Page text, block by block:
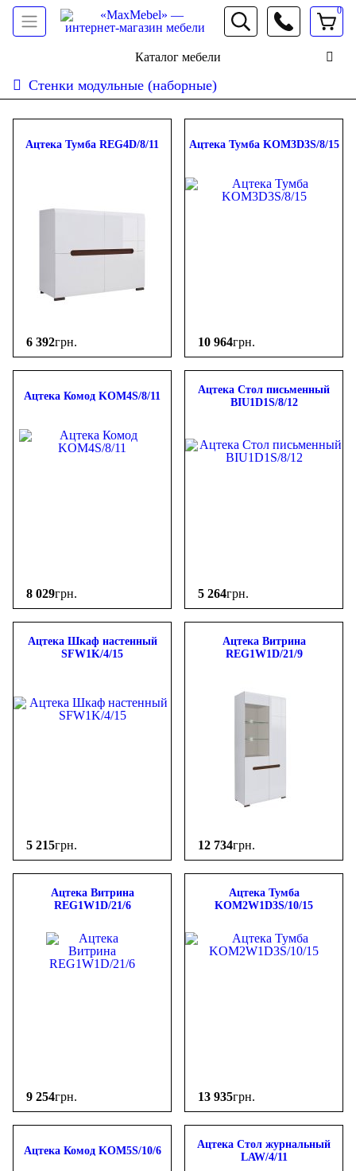
066 472 19 61
0
Каталог мебели
Стенки модульные (наборные)
ФИЛЬТР
грн.
Ацтека Тумба REG4D/8/11
6 392грн.
Ацтека Тумба KOM3D3S/8/15
10 964грн.
Ацтека Комод KOM4S/8/11
8 029грн.
Ацтека Стол письменный
BIU1D1S/8/12
5 264грн.
Ацтека Шкаф настенный
SFW1K/4/15
5 215грн.
Ацтека Витрина
REG1W1D/21/9
12 734грн.
Ацтека Витрина
REG1W1D/21/6
9 254грн.
Ацтека Тумба
KOM2W1D3S/10/15
13 935грн.
Ацтека Комод KOM5S/10/6
Ацтека Стол журнальный
LAW/4/11